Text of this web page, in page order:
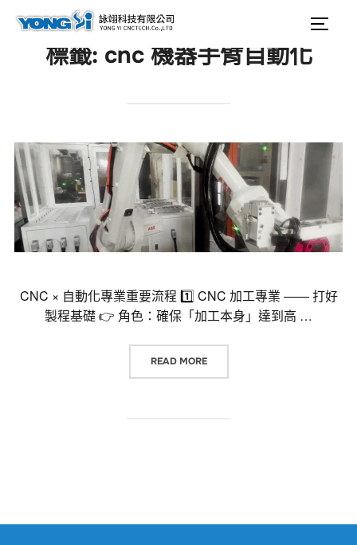
標籤: cnc 機器手臂自動化
CNC × 自動化專業重要流程 1️⃣ CNC 加工專業 —— 打好
製程基礎 👉 角色：確保「加工本身」達到高 …
READ MORE“CNC 加工專業 + CNC 機器手臂